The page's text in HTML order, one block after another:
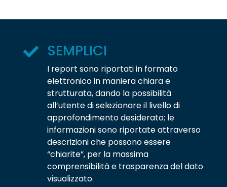
SEMPLICI
I report sono riportati in formato
elettronico in maniera chiara e
strutturata, dando la possibilità
all’utente di selezionare il livello di
approfondimento desiderato; le
informazioni sono riportate attraverso
descrizioni che possono essere
“chiarite”, per la massima
comprensibilità e trasparenza del dato
visualizzato.